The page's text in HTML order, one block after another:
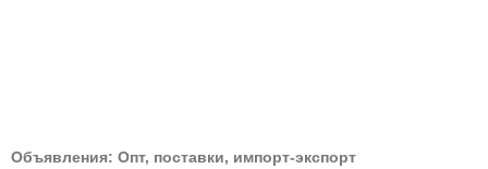
Объявления: Опт, поставки, импорт-экспорт